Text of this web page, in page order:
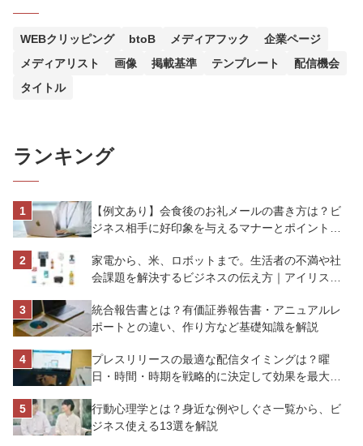
WEBクリッピング btoB メディアフック
企業ページ
メディアリスト
画像 掲載基準 テンプレート
配信機会
タイトル
ランキング
【例文あり】会食後のお礼メールの書き方は？ビ
ジネス相手に好印象を与えるマナーとポイントを
家電から、米、ロボットまで。生活者の不満や社
会課題を解決するビジネスの伝え方｜アイリスオ
統合報告書とは？有価証券報告書・アニュアルレ
ポートとの違い、作り方など基礎知識を解説
プレスリリースの最適な配信タイミングは？曜
日・時間・時期を戦略的に決定して効果を最大化
行動心理学とは？身近な例やしぐさ一覧から、ビ
ジネス使える13選を解説